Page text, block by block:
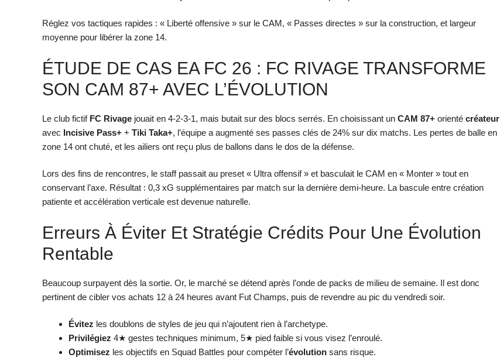
Réglez vos tactiques rapides : « Liberté offensive » sur le CAM, « Passes directes » sur la construction, et largeur
moyenne pour libérer la zone 14.
ÉTUDE DE CAS EA FC 26 : FC RIVAGE TRANSFORME
SON CAM 87+ AVEC L’ÉVOLUTION
Le club fictif FC Rivage jouait en 4-2-3-1, mais butait sur des blocs serrés. En choisissant un CAM 87+ orienté créateur
avec Incisive Pass+ + Tiki Taka+, l’équipe a augmenté ses passes clés de 24% sur dix matchs. Les pertes de balle en
zone 14 ont chuté, et les ailiers ont reçu plus de ballons dans le dos de la défense.
Lors des fins de rencontres, le staff passait au preset « Ultra offensif » et basculait le CAM en « Monter » tout en
conservant l’axe. Résultat : 0,3 xG supplémentaires par match sur la dernière demi-heure. La bascule entre création
patiente et accélération verticale est devenue naturelle.
Erreurs À Éviter Et Stratégie Crédits Pour Une Évolution
Rentable
Beaucoup surpayent dès la sortie. Or, le marché se détend après l’onde de packs de milieu de semaine. Il est donc
pertinent de cibler vos achats 12 à 24 heures avant Fut Champs, puis de revendre au pic du vendredi soir.
Évitez les doublons de styles de jeu qui n’ajoutent rien à l’archetype.
Privilégiez 4★ gestes techniques minimum, 5★ pied faible si vous visez l’enroulé.
Optimisez les objectifs en Squad Battles pour compéter l’évolution sans risque.